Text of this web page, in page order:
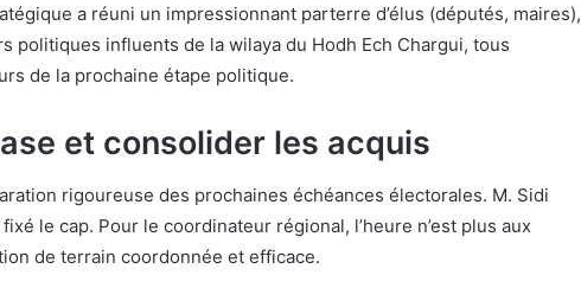
a réuni un impressionnant parterre d’élus (députés, maires),
politiques influents de la wilaya du Hodh Ech Chargui, tous
de la prochaine étape politique.
et consolider les acquis
rigoureuse des prochaines échéances électorales. M. Sidi
le cap. Pour le coordinateur régional, l’heure n’est plus aux
de terrain coordonnée et efficace.